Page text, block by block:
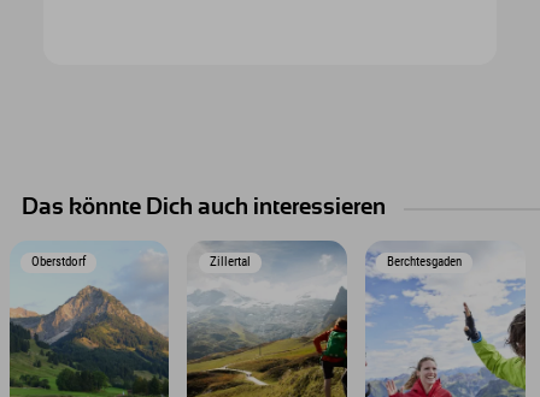
Das könnte Dich auch interessieren
Oberstdorf Zillertal Berchtesgaden